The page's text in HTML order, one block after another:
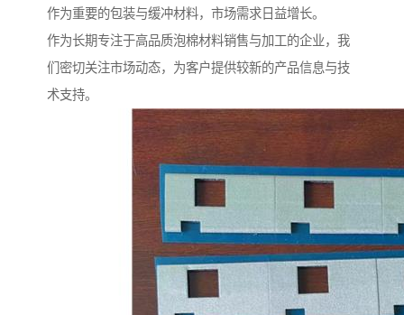
作为重要的包装与缓冲材料，市场需求日益增长。
作为长期专注于高品质泡棉材料销售与加工的企业，我
们密切关注市场动态，为客户提供较新的产品信息与技
术支持。